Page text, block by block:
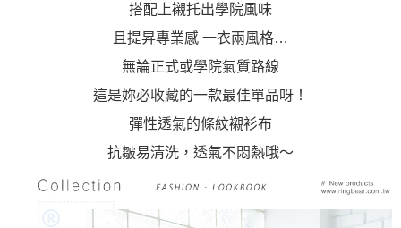
搭配上襯托出學院風味
且提昇專業感 一衣兩風格…
無論正式或學院氣質路線
這是妳必收藏的一款最佳單品呀！
彈性透氣的條紋襯衫布
抗皺易清洗，透氣不悶熱哦～